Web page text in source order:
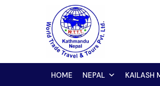
HOME NEPAL KAILASH